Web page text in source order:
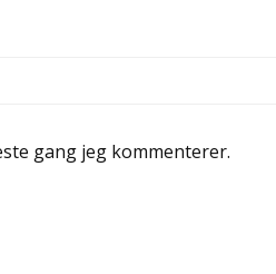
gang jeg kommenterer.